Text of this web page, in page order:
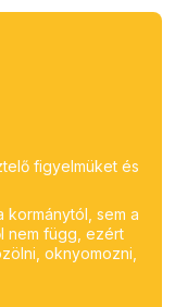
figyelmüket és
kormánytól, sem a
nem függ, ezért
oknyomozni,